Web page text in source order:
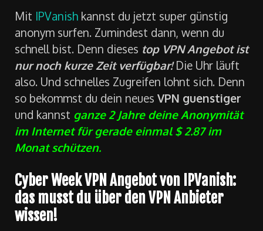
Mit IPVanish kannst du jetzt super günstig
anonym surfen. Zumindest dann, wenn du
schnell bist. Denn dieses top VPN Angebot ist
nur noch kurze Zeit verfügbar!Die Uhr läuft
also. Und schnelles Zugreifen lohnt sich. Denn
so bekommst du dein neues VPN guenstiger
und kannst ganze 2 Jahre deine Anonymität
im Internet für gerade einmal $ 2.87 im
Monat schützen.
Cyber Week VPN Angebot von IPVanish:
das musst du über den VPN Anbieter
wissen!